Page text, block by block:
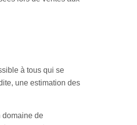
à tous qui se
une estimation des
domaine de